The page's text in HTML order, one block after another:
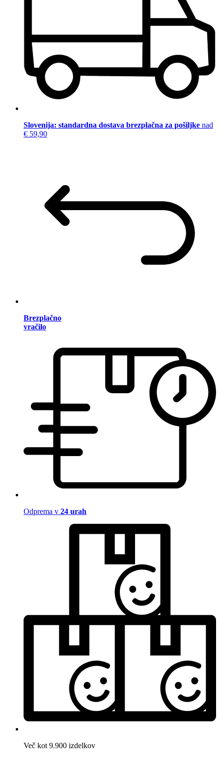
Slovenija: standardna dostava brezplačna za pošiljke nad
€ 59,90
Brezplačno
vračilo
Odprema v 24 urah
Več kot 9.900 izdelkov